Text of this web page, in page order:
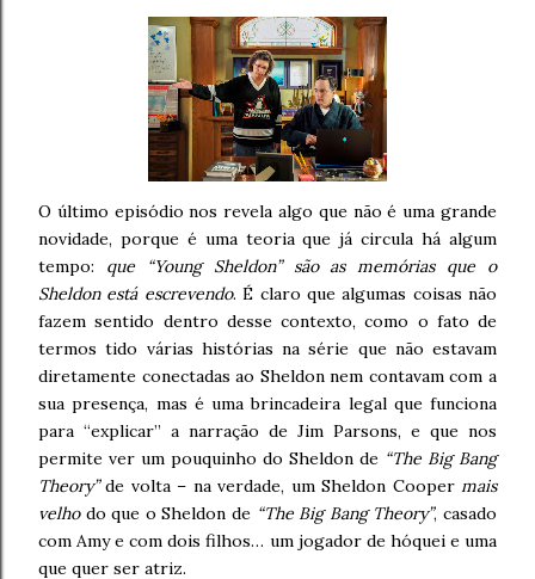
O último episódio nos revela algo que não é uma grande
novidade, porque é uma teoria que já circula há algum
tempo: que “Young Sheldon” são as memórias que o
Sheldon está escrevendo. É claro que algumas coisas não
fazem sentido dentro desse contexto, como o fato de
termos tido várias histórias na série que não estavam
diretamente conectadas ao Sheldon nem contavam com a
sua presença, mas é uma brincadeira legal que funciona
para “explicar” a narração de Jim Parsons, e que nos
permite ver um pouquinho do Sheldon de “The Big Bang
Theory”de volta – na verdade, um Sheldon Cooper mais
velhodo que o Sheldon de “The Big Bang Theory”, casado
com Amy e com dois filhos… um jogador de hóquei e uma
que quer ser atriz.